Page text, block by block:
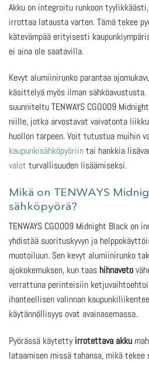
Akku on integroitu runkoon
irrottaa latausta varten. Tämä tekee
kätevämpää erityisesti
ei aina ole saatavilla.
Kevyt alumiinirunko parantaa
käsittelyä myös ilman sähköavustusta.
suunniteltu TENWAYS CGO009
niille, jotka arvostavat vaivatonta
huollon tarpeen. Voit tutustua muihin
kaupunkisähköpyöriintai hankkia
valot turvallisuuden lisäämiseksi.
Mikä on TENWAYS
sähköpyörä?
TENWAYS CGO009 Midnight Black on
yhdistää suorituskyvyn ja
muotoiluun. Sen kevyt alumiinirunko
ajokokemuksen, kun taas hihnaveto
verrattuna perinteisiin
ihanteellisen valinnan
käytännöllisyys ovat avainasemassa.
Pyörässä käytettyirrotettava akku
lataamisen missä tahansa, mikä